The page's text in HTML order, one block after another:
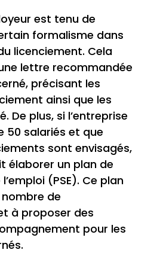
est tenu de
formalisme dans
licenciement. Cela
lettre recommandée
précisant les
ainsi que les
De plus, si l’entreprise
50 salariés et que
sont envisagés,
élaborer un plan de
(PSE). Ce plan
de
à proposer des
pour les